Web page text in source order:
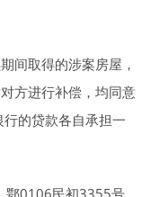
间取得的涉案房屋，
方进行补偿，均同意
的贷款各自承担一
鄂0106民初3355号